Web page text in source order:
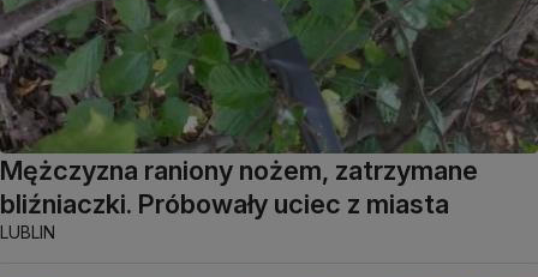
Mężczyzna raniony nożem, zatrzymane
bliźniaczki. Próbowały uciec z miasta
LUBLIN